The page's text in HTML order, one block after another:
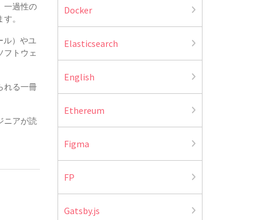
一過性の
。
ル）やユ
フトウェ
れる一冊
ニアが読
Docker
Elasticsearch
English
Ethereum
Figma
FP
Gatsby.js